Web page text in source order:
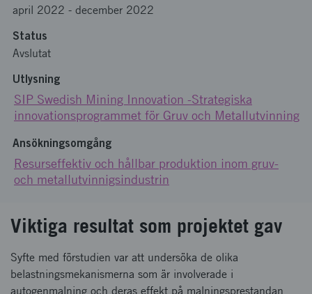
april 2022 - december 2022
Status
Avslutat
Utlysning
SIP Swedish Mining Innovation -Strategiska
innovationsprogrammet för Gruv och Metallutvinning
Ansökningsomgång
Resurseffektiv och hållbar produktion inom gruv-
och metallutvinnigsindustrin
Viktiga resultat som projektet gav
Syfte med förstudien var att undersöka de olika
belastningsmekanismerna som är involverade i
autogenmalning och deras effekt på malningsprestandan